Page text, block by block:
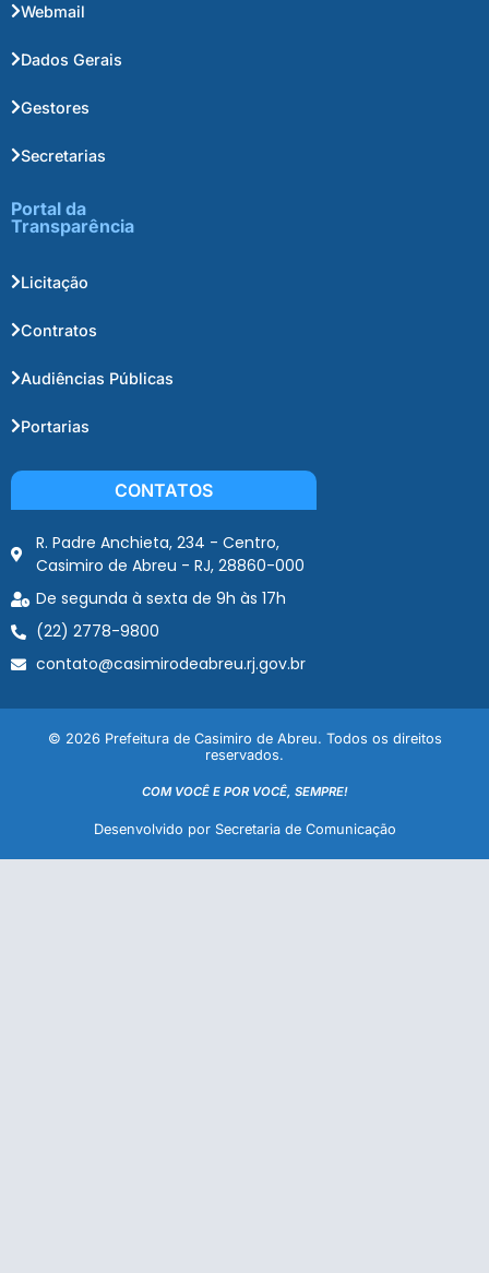
Webmail
Dados Gerais
Gestores
Secretarias
Portal da
Transparência
Licitação
Contratos
Audiências Públicas
Portarias
CONTATOS
R. Padre Anchieta, 234 - Centro,
Casimiro de Abreu - RJ, 28860-000
De segunda à sexta de 9h às 17h
(22) 2778-9800
contato@casimirodeabreu.rj.gov.br
© 2026 Prefeitura de Casimiro de Abreu. Todos os direitos
reservados.
COM VOCÊ E POR VOCÊ, SEMPRE!
Desenvolvido por Secretaria de Comunicação